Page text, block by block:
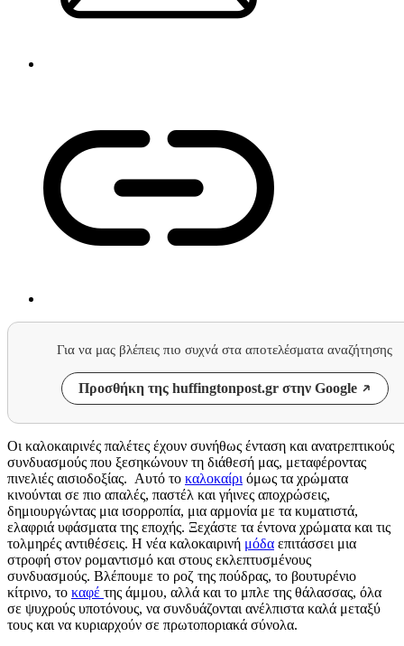
Για να μας βλέπεις πιο συχνά στα αποτελέσματα αναζήτησης
Προσθήκη της huffingtonpost.gr στην Google
Οι καλοκαιρινές παλέτες έχουν συνήθως ένταση και ανατρεπτικούς
συνδυασμούς που ξεσηκώνουν τη διάθεσή μας, μεταφέροντας
πινελιές αισιοδοξίας. Αυτό το καλοκαίρι όμως τα χρώματα
κινούνται σε πιο απαλές, παστέλ και γήινες αποχρώσεις,
δημιουργώντας μια ισορροπία, μια αρμονία με τα κυματιστά,
ελαφριά υφάσματα της εποχής. Ξεχάστε τα έντονα χρώματα και τις
τολμηρές αντιθέσεις. Η νέα καλοκαιρινή μόδα επιτάσσει μια
στροφή στον ρομαντισμό και στους εκλεπτυσμένους
συνδυασμούς. Βλέπουμε το ροζ της πούδρας, το βουτυρένιο
κίτρινο, το καφέ της άμμου, αλλά και το μπλε της θάλασσας, όλα
σε ψυχρούς υποτόνους, να συνδυάζονται ανέλπιστα καλά μεταξύ
τους και να κυριαρχούν σε πρωτοποριακά σύνολα.